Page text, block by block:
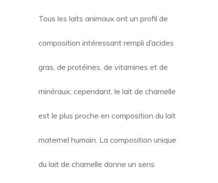
Tous les laits animaux ont un profil de
composition intéressant rempli d’acides
gras, de protéines, de vitamines et de
minéraux; cependant, le lait de chamelle
est le plus proche en composition du lait
maternel humain. La composition unique
du lait de chamelle donne un sens